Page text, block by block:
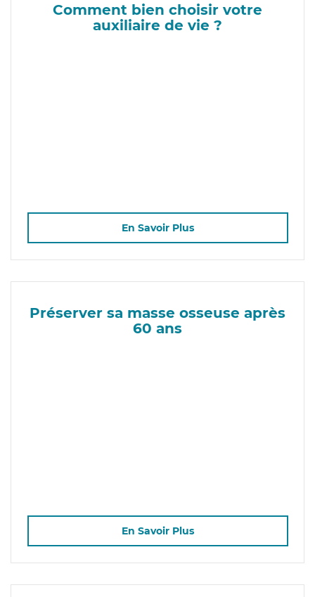
Comment bien choisir votre
auxiliaire de vie ?
En Savoir Plus
Préserver sa masse osseuse après
60 ans
En Savoir Plus